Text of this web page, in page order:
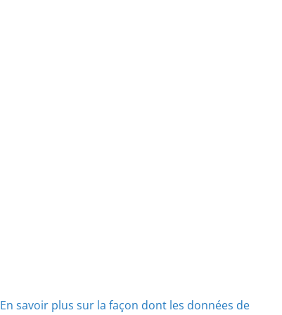
En savoir plus sur la façon dont les données de